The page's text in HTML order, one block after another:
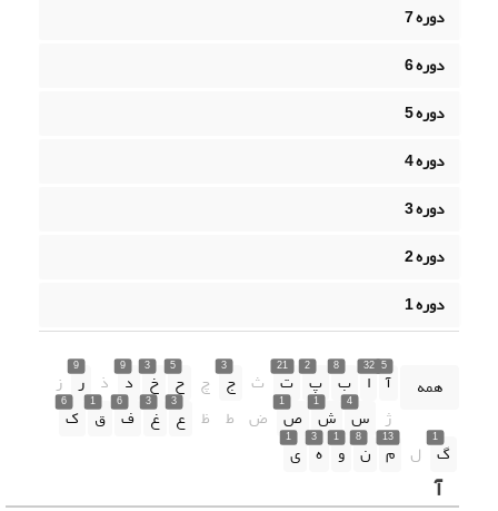
دوره 7
دوره 6
دوره 5
دوره 4
دوره 3
دوره 2
دوره 1
همه
5
آ
32
ا
8
ب
2
پ
21
ت ث
3
ج چ
5
ح
3
خ
9
د ذ
9
ر ز
ژ
4
س
1
ش
1
ص ض ط ظ
3
ع
3
غ
6
ف
1
ق
6
ک
1
گ ل
13
م
8
ن
1
و
3
ه
1
ی
آ